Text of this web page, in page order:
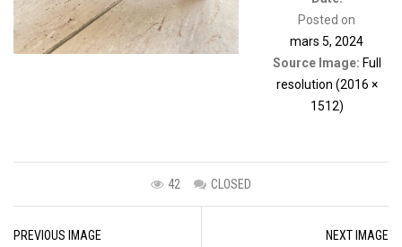
Posted on
mars 5, 2024
Source Image: Full
resolution (2016 ×
1512)
42 CLOSED
navigation
PREVIOUS IMAGE NEXT IMAGE